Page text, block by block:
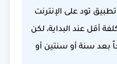
تود على الإنترنت
أقل عند البداية، لكن
سنة أو سنتين أو